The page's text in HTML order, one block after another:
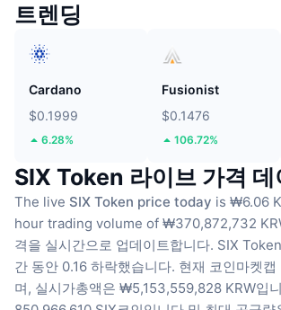
트렌딩
Cardano
$0.1999
6.28%
Fusionist
$0.1476
106.72%
SIX Token 라이브 가격 데
The live SIX Token price today is ₩6.06
hour trading volume of ₩370,872,732
격을 실시간으로 업데이트합니다. SIX
간 동안 0.16 하락했습니다. 현재 코인마켓캡
며, 실시가총액은 ₩5,153,559,828 KRW입